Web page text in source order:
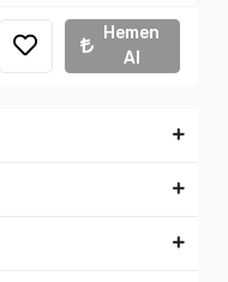
Hemen
Al